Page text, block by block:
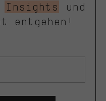
Insights
und
entgehen!